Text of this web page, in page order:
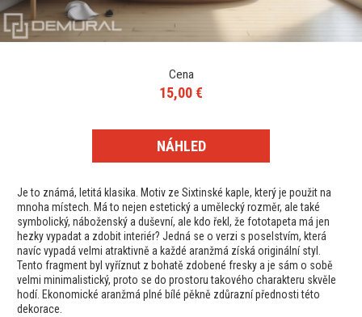
Cena
15,00 €
NÁHLED
Je to známá, letitá klasika. Motiv ze Sixtinské kaple, který je použit na
mnoha místech. Má to nejen estetický a umělecký rozměr, ale také
symbolický, náboženský a duševní, ale kdo řekl, že fototapeta má jen
hezky vypadat a zdobit interiér? Jedná se o verzi s poselstvím, která
navíc vypadá velmi atraktivně a každé aranžmá získá originální styl.
Tento fragment byl vyříznut z bohatě zdobené fresky a je sám o sobě
velmi minimalistický, proto se do prostoru takového charakteru skvěle
hodí. Ekonomické aranžmá plné bílé pěkně zdůrazní přednosti této
dekorace.